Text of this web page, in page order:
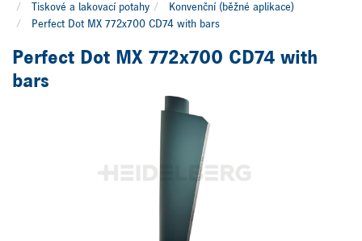
Tiskové a lakovací potahy
Konvenční (běžné aplikace)
Perfect Dot MX 772x700 CD74 with bars
Perfect Dot MX 772x700 CD74 with
bars